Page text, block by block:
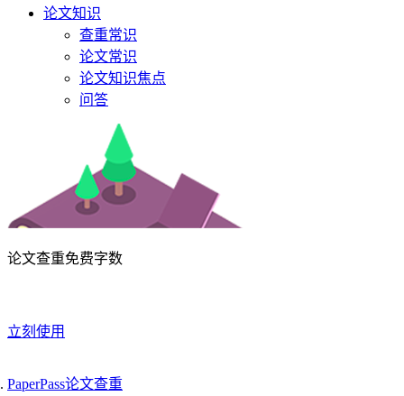
论文知识
查重常识
论文常识
论文知识焦点
问答
论文查重免费字数
立刻使用
PaperPass论文查重